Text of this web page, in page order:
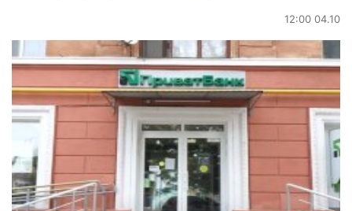
12:00 04.10